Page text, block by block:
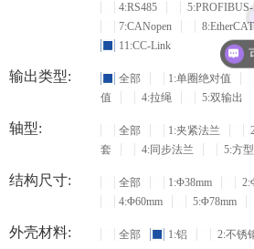
4:RS485
7:CANopen
8:EtherCAT
11:CC-Link
输出类型: 全部 1:单圈绝对值
值
4:拉绳 5:双输出
轴型: 全部 1:夹紧法兰
套
4:同步法兰 5:方
结构尺寸: 全部 1:Φ38mm
4:Φ60mm
5:Φ78mm
外壳材料: 全部 1:铝 2:不锈